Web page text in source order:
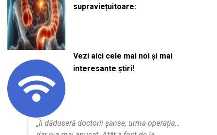
supraviețuitoare:
Vezi aici cele mai noi și mai
interesante știri!
„Îi dăduseră doctorii șanse, urma operația…